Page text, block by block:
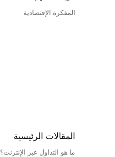
المفكرة الإقتصادية
المقالات الرئيسية
ما هو التداول عبر الإنترنت؟